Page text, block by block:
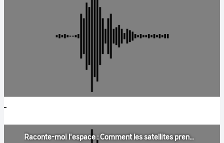
Raconte-moi l'espace : Comment les satellites prennent des photos d’aussi près ?